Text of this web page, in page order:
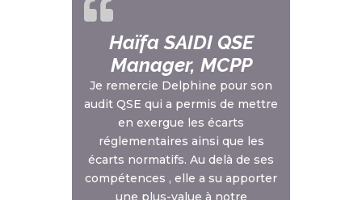
Haïfa SAIDI QSE
Manager, MCPP
Je remercie Delphine pour son
audit QSE qui a permis de mettre
en exergue les écarts
réglementaires ainsi que les
écarts normatifs. Au delà de ses
compétences , elle a su apporter
une plus-value à notre